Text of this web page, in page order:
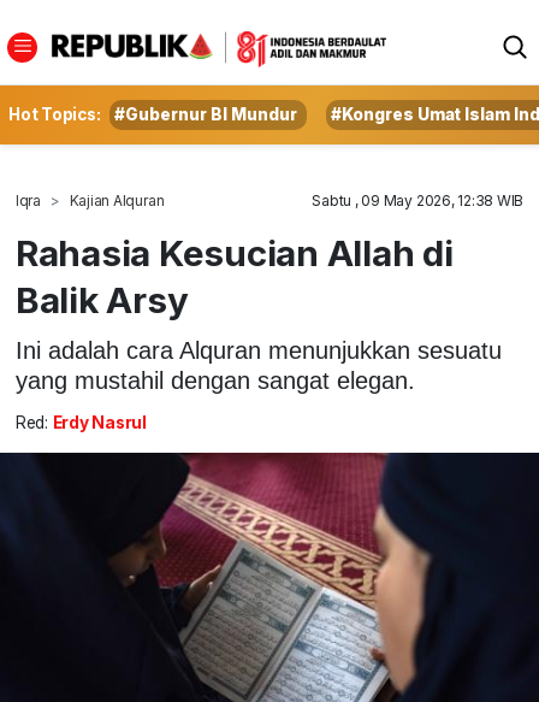
Hot Topics: #Gubernur BI Mundur #Kongres Umat Islam
Iqra Kajian Alquran Sabtu , 09 May 2026, 12:38 WIB
Rahasia Kesucian Allah di
Balik Arsy
Ini adalah cara Alquran menunjukkan sesuatu
yang mustahil dengan sangat elegan.
Red: Erdy Nasrul